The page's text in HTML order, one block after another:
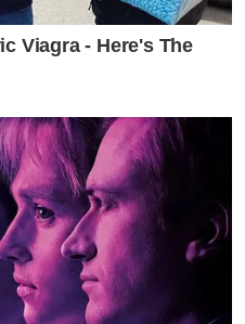
Viagra - Here's The